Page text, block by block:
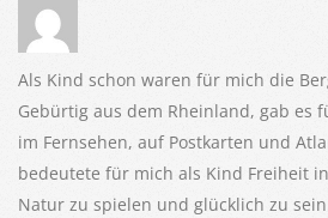
Als Kind schon waren für mich die
Gebürtig aus dem Rheinland, gab es
im Fernsehen, auf Postkarten und
bedeutete für mich als Kind Freiheit
Natur zu spielen und glücklich zu